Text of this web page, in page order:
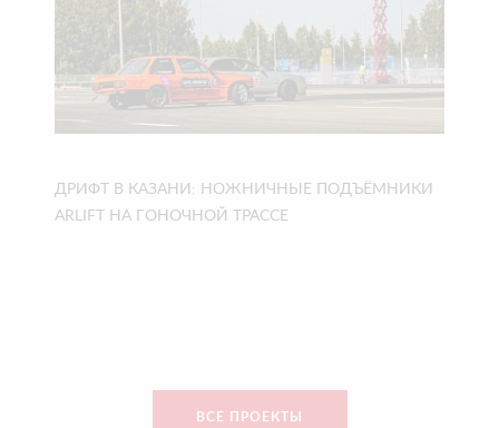
ДРИФТ В КАЗАНИ: НОЖНИЧНЫЕ ПОДЪЁМНИКИ
ARLIFT НА ГОНОЧНОЙ ТРАССЕ
ВСЕ ПРОЕКТЫ